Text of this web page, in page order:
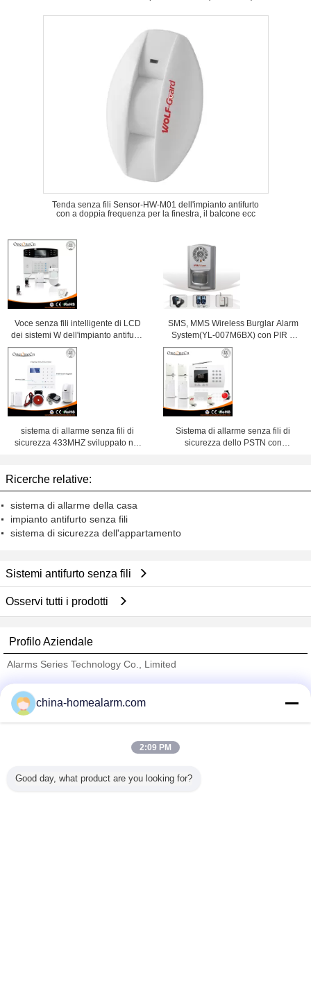
Tenda senza fili Sensor-HW-M01 dell'impianto antifurto
con a doppia frequenza per la finestra, il balcone ecc
Voce senza fili intelligente di LCD
dei sistemi W dell'impianto antifurto
del sistema di allarme dello PSTN
SMS, MMS Wireless Burglar Alarm
System(YL-007M6BX) con PIR &
fotocamera integrata
sistema di allarme senza fili di
sicurezza 433MHZ sviluppato nel
Sistema di allarme senza fili di
sicurezza dello PSTN con
Ricerche relative:
sistema di allarme della casa
impianto antifurto senza fili
sistema di sicurezza dell'appartamento
Sistemi antifurto senza fili
Osservi tutti i prodotti
Profilo Aziendale
Alarms Series Technology Co., Limited
Trust Seal
Verified Suplier
Tutti i prodotti
china-homealarm.com
2:09 PM
Good day, what product are you looking for?